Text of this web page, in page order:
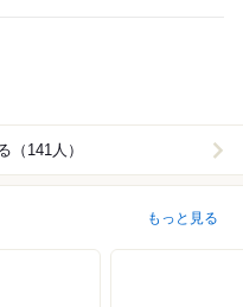
（141人）
もっと見る